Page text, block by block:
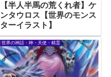
【半人半馬の荒くれ者】ケ
ンタウロス【世界のモンス
ターイラスト】
世界の神話・神・天使・精霊